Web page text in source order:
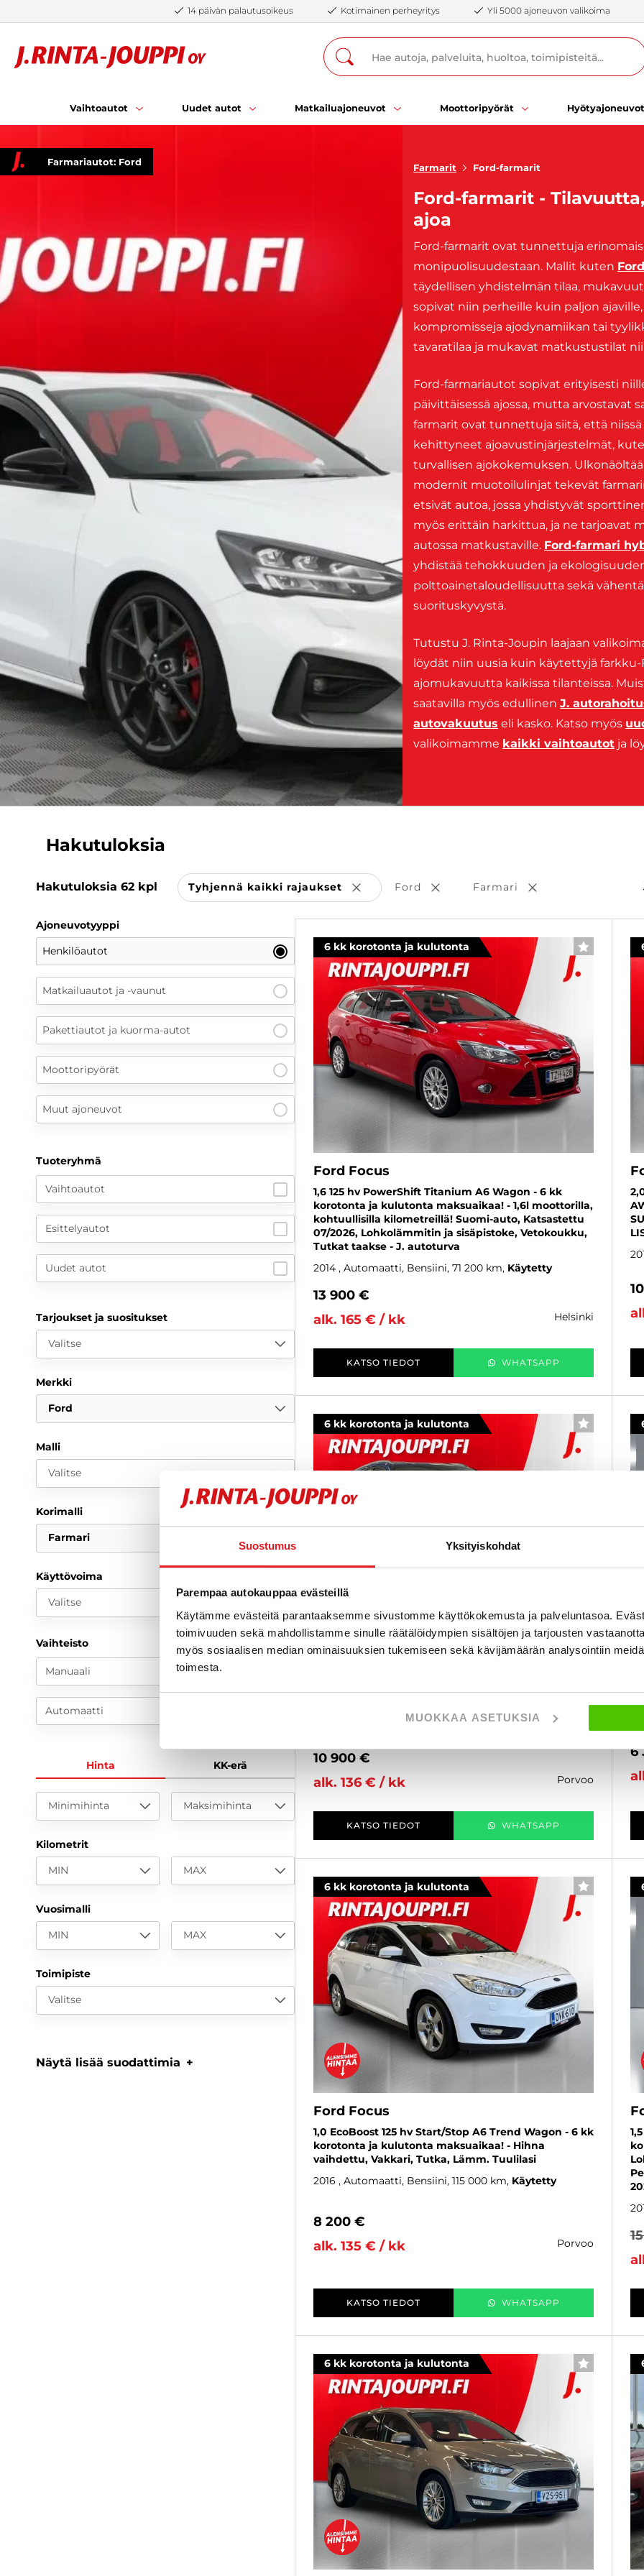
Suostumus Yksityiskohdat
Parempaa autokauppaa evästeillä
Käytämme evästeitä parantaaksemme sivustomme käyttökokemusta ja palveluntasoa.
toimivuuden sekä mahdollistamme sinulle räätälöidympien sisältöjen ja tarjousten
myös sosiaalisen median ominaisuuksien tukemiseen sekä kävijämäärän analysointiin
toimesta.
MUOKKAA ASETUKSIA
14 päivän palautusoikeus Kotimainen perheyritys Yli 5000 ajoneuvon valikoima
Vaihtoautot Uudet autot Matkailuajoneuvot Moottoripyörät Hyötyajoneuvot
Farmariautot: Ford
Farmarit Ford-farmarit
Ford-farmarit -
ajoa
Ford-farmarit ovat tunnettuja
monipuolisuudestaan. Mallit kuten
täydellisen yhdistelmän tilaa,
sopivat niin perheille kuin paljon
kompromisseja ajodynamiikan tai
tavaratilaa ja mukavat matkustustilat
Ford-farmariautot sopivat erityisesti
päivittäisessä ajossa, mutta arvostavat
farmarit ovat tunnettuja siitä, että
kehittyneet ajoavustinjärjestelmät,
turvallisen ajokokemuksen.
modernit muotoilulinjat tekevät
etsivät autoa, jossa yhdistyvät
myös erittäin harkittua, ja ne tarjoavat
autossa matkustaville. Ford-farmari
yhdistää tehokkuuden ja
polttoainetaloudellisuutta sekä
suorituskyvystä.
Tutustu J. Rinta-Joupin laajaan
löydät niin uusia kuin käytettyjä
ajomukavuutta kaikissa tilanteissa.
saatavilla myös edullinen J.
autovakuutus eli kasko. Katso myös
valikoimamme kaikki vaihtoautot ja
Hakutuloksia
Hakutuloksia 62 kpl Tyhjennä kaikki rajaukset Poista valinta
Ford Poista valinta
Farmari Poista valinta
Ajoneuvotyyppi
Henkilöautot
Matkailuautot ja -vaunut
Pakettiautot ja kuorma-autot
Moottoripyörät
Muut ajoneuvot
Tuoteryhmä
Vaihtoautot
Esittelyautot
Uudet autot
Tarjoukset ja suositukset
Valitse
Merkki
Ford
Malli
Valitse
Korimalli
Farmari
Käyttövoima
Valitse
Vaihteisto
Manuaali
Automaatti
Hinta KK-erä
Minimihinta Maksimihinta
Kilometrit
MIN MAX
Vuosimalli
MIN MAX
Toimipiste
Valitse
Näytä lisää suodattimia
6 kk korotonta ja kulutonta SUOSIKKI
Ford Focus
1,6 125 hv PowerShift Titanium A6 Wagon - 6 kk
korotonta ja kulutonta maksuaikaa! - 1,6l moottorilla,
kohtuullisilla kilometreillä! Suomi-auto, Katsastettu
07/2026, Lohkolämmitin ja sisäpistoke, Vetokoukku,
Tutkat taakse - J. autoturva
2014 , Automaatti, Bensiini, 71 200 km Käytetty
13 900 €
alk. 165 € / kk
helsinki
KATSO TIEDOT WHATSAPP
6 kk korotonta ja kulutonta SUOSIKKI
Ford Focus
äänentoisto, Ratinlämmitin, Navi, P-Kamera,
10 900 €
alk. 136 € / kk
porvoo
KATSO TIEDOT WHATSAPP
6
6 kk korotonta ja kulutonta SUOSIKKI
Ford Focus
1,0 EcoBoost 125 hv Start/Stop A6 Trend Wagon - 6 kk
korotonta ja kulutonta maksuaikaa! - Hihna
vaihdettu, Vakkari, Tutka, Lämm. Tuulilasi
2016 , Automaatti, Bensiini, 115 000 km Käytetty
8 200 €
alk. 135 € / kk
porvoo
KATSO TIEDOT WHATSAPP
6 kk korotonta ja kulutonta SUOSIKKI